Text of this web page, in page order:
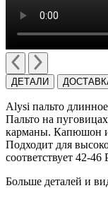
ДЕТАЛИ
Alysi пальто
Пальто на
карманы. Капюшон
Подходит для
cоответствует 42-
Больше деталей и